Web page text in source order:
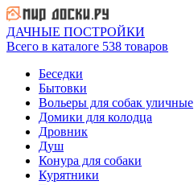
ДАЧНЫЕ ПОСТРОЙКИ
Всего в каталоге 538 товаров
Беседки
Бытовки
Вольеры для собак уличные
Домики для колодца
Дровник
Душ
Конура для собаки
Курятники